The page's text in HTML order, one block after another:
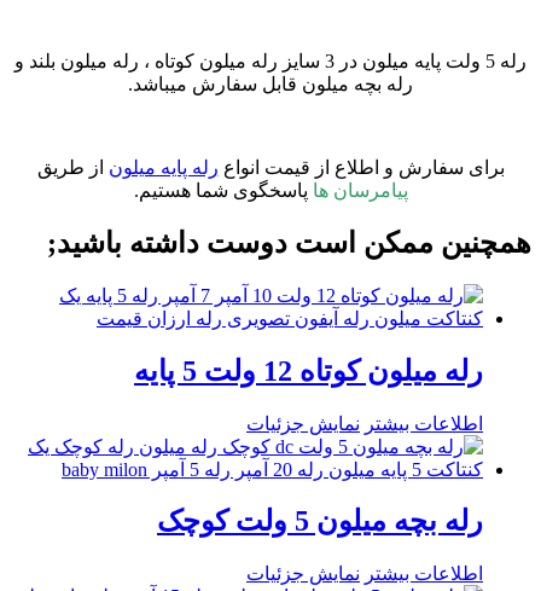
رله 5 ولت پایه میلون در 3 سایز رله میلون کوتاه ، رله میلون بلند و
رله بچه میلون قابل سفارش میباشد.
برای سفارش و اطلاع از قیمت انواع رله پایه میلون از طریق
پیامرسان ها پاسخگوی شما هستیم.
همچنین ممکن است دوست داشته باشید;
رله میلون کوتاه 12 ولت 5 پایه
اطلاعات بیشتر نمایش جزئیات
رله بچه میلون 5 ولت کوچک
اطلاعات بیشتر نمایش جزئیات